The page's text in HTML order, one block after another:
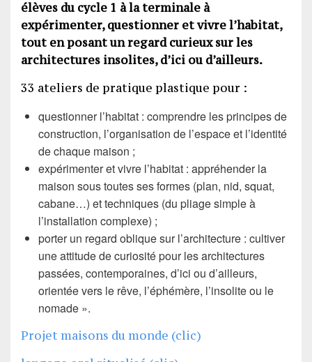
élèves du cycle 1 à la terminale à
expérimenter, questionner et vivre l’habitat,
tout en posant un regard curieux sur les
architectures insolites, d’ici ou d’ailleurs.
33 ateliers de pratique plastique pour :
questionner l’habitat : comprendre les principes de
construction, l’organisation de l’espace et l’identité
de chaque maison ;
expérimenter et vivre l’habitat : appréhender la
maison sous toutes ses formes (plan, nid, squat,
cabane…) et techniques (du pliage simple à
l’installation complexe) ;
porter un regard oblique sur l’architecture : cultiver
une attitude de curiosité pour les architectures
passées, contemporaines, d’ici ou d’ailleurs,
orientée vers le rêve, l’éphémère, l’insolite ou le
nomade ».
Projet maisons du monde (clic)